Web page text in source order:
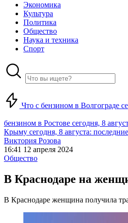
Экономика
Культура
Политика
Общество
Наука и техника
Спорт
Что с бензином в Волгограде
бензином в Ростове сегодня, 8
Крыму сегодня, 8 августа:
Виктория Розова
16:41 12 апреля 2024
Общество
В Краснодаре на
В Краснодаре женщина получила